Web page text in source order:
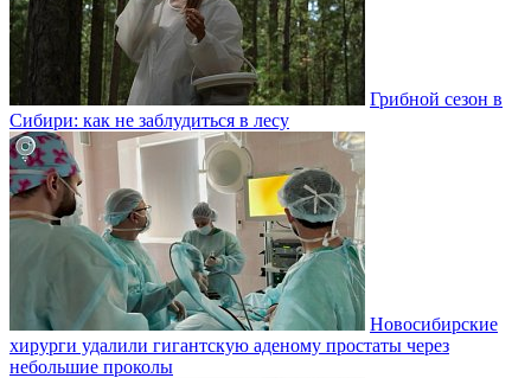
Грибной сезон в
Сибири: как не заблудиться в лесу
Новосибирские
хирурги удалили гигантскую аденому простаты через
небольшие проколы